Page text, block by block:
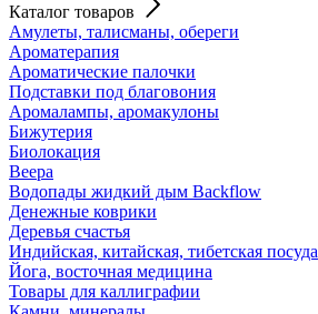
Каталог товаров
Амулеты, талисманы, обереги
Ароматерапия
Ароматические палочки
Подставки под благовония
Аромалампы, аромакулоны
Бижутерия
Биолокация
Веера
Водопады жидкий дым Backflow
Денежные коврики
Деревья счастья
Индийская, китайская, тибетская посуда
Йога, восточная медицина
Товары для каллиграфии